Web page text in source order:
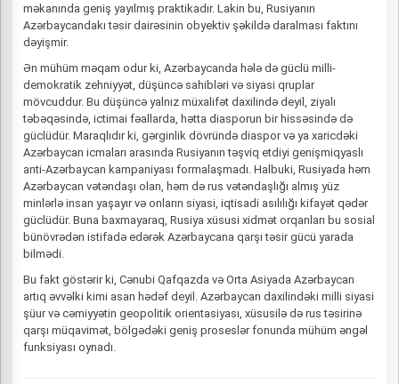
məkanında geniş yayılmış praktikadır. Lakin bu, Rusiyanın
Azərbaycandakı təsir dairəsinin obyektiv şəkildə daralması faktını
dəyişmir.
Ən mühüm məqam odur ki, Azərbaycanda hələ də güclü milli-
demokratik zehniyyət, düşüncə sahibləri və siyasi qruplar
mövcuddur. Bu düşüncə yalnız müxalifət daxilində deyil, ziyalı
təbəqəsində, ictimai fəallarda, hətta diasporun bir hissəsində də
güclüdür. Maraqlıdır ki, gərginlik dövründə diaspor və ya xaricdəki
Azərbaycan icmaları arasında Rusiyanın təşviq etdiyi genişmiqyaslı
anti-Azərbaycan kampaniyası formalaşmadı. Halbuki, Rusiyada həm
Azərbaycan vətəndaşı olan, həm də rus vətəndaşlığı almış yüz
minlərlə insan yaşayır və onların siyasi, iqtisadi asılılığı kifayət qədər
güclüdür. Buna baxmayaraq, Rusiya xüsusi xidmət orqanları bu sosial
bünövrədən istifadə edərək Azərbaycana qarşı təsir gücü yarada
bilmədi.
Bu fakt göstərir ki, Cənubi Qafqazda və Orta Asiyada Azərbaycan
artıq əvvəlki kimi asan hədəf deyil. Azərbaycan daxilindəki milli siyasi
şüur və cəmiyyətin geopolitik orientasiyası, xüsusilə də rus təsirinə
qarşı müqavimət, bölgədəki geniş proseslər fonunda mühüm əngəl
funksiyası oynadı.